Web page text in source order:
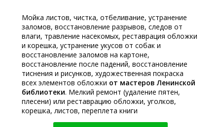
Мойка листов, чистка, отбеливание, устранение
заломов, восстановление разрывов, следов от
влаги, травление насекомых, реставрация обложки
и корешка, устранение укусов от собак и
восстановление заломов на картоне,
восстановление после падений, восстановление
тиснения и рисунков, художественная покраска
всех элементов обложки от мастеров Ленинской
библиотеки. Мелкий ремонт (удаление пятен,
плесени) или реставрацию обложки, уголков,
корешка, листов, переплета книги